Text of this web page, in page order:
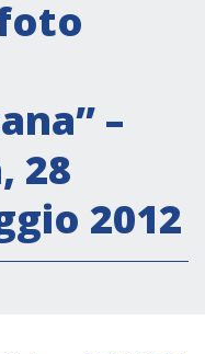
e Caraibi
di
–
28
2012